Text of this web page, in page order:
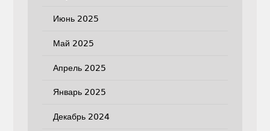
Июнь 2025
Май 2025
Апрель 2025
Январь 2025
Декабрь 2024